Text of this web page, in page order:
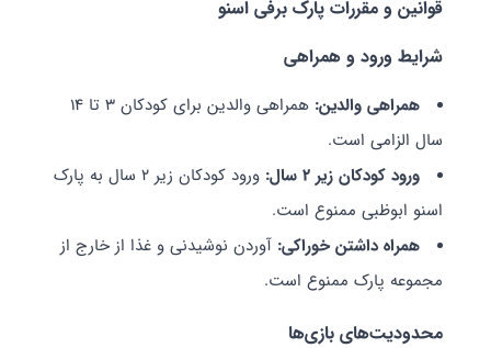
قوانین و مقررات پارک برفی اسنو
شرایط ورود و همراهی
همراهی والدین:
همراهی والدین برای کودکان 3 تا 14
سال الزامی است.
ورود کودکان زیر 2 سال:
ورود کودکان زیر 2 سال به پارک
اسنو ابوظبی ممنوع است.
همراه داشتن خوراکی: آوردن نوشیدنی و غذا از خارج از
مجموعه پارک ممنوع است.
محدودیت‌های بازی‌ها